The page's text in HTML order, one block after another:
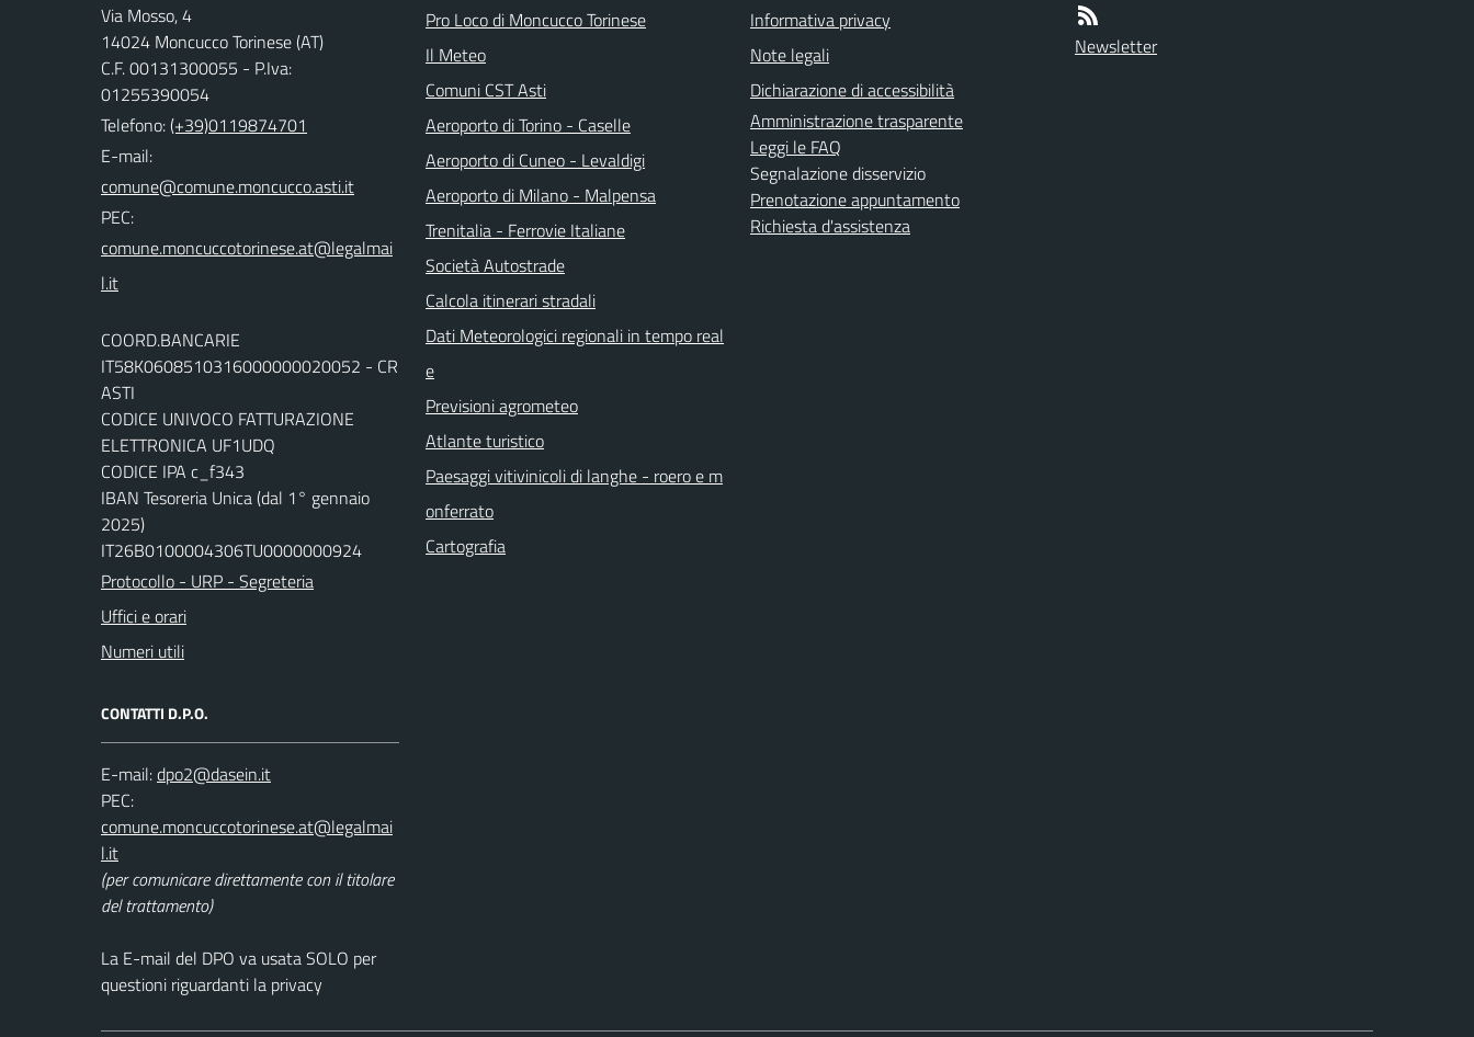
Via Mosso, 4
14024 Moncucco Torinese (AT)
C.F. 00131300055 - P.Iva:
01255390054
Telefono:(+39)0119874701
E-mail:
comune@comune.moncucco.asti.it
PEC:
comune.moncuccotorinese.at@legalmai
l.it
COORD.BANCARIE
IT58K0608510316000000020052 - CR
ASTI
CODICE UNIVOCO FATTURAZIONE
ELETTRONICA UF1UDQ
CODICE IPA c_f343
IBAN Tesoreria Unica (dal 1° gennaio
2025)
IT26B0100004306TU0000000924
Protocollo - URP - Segreteria
Uffici e orari
Numeri utili
CONTATTI D.P.O.
E-mail:dpo2@dasein.it
PEC:
comune.moncuccotorinese.at@legalmai
l.it
(per comunicare direttamente con il titolare
del trattamento)
La E-mail del DPO va usata SOLO per
questioni riguardanti la privacy
Pro Loco di Moncucco Torinese
Il Meteo
Comuni CST Asti
Aeroporto di Torino - Caselle
Aeroporto di Cuneo - Levaldigi
Aeroporto di Milano - Malpensa
Trenitalia - Ferrovie Italiane
Società Autostrade
Calcola itinerari stradali
Dati Meteorologici regionali in tempo real
e
Previsioni agrometeo
Atlante turistico
Paesaggi vitivinicoli di langhe - roero e m
onferrato
Cartografia
Informativa privacy
Note legali
Dichiarazione di accessibilità
Amministrazione trasparente
Leggi le FAQ
Segnalazione disservizio
Prenotazione appuntamento
Richiesta d'assistenza
Newsletter